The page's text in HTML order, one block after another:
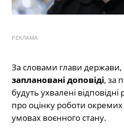
РЕКЛАМА
За словами глави держави,
заплановані доповіді, за
будуть ухвалені
про оцінку роботи
умовах воєнного стану.